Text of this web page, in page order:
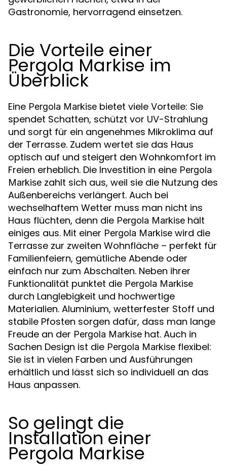
Gastronomie, hervorragend einsetzen.
Die Vorteile einer
Pergola Markise im
Überblick
Eine Pergola Markise bietet viele Vorteile: Sie
spendet Schatten, schützt vor UV-Strahlung
und sorgt für ein angenehmes Mikroklima auf
der Terrasse. Zudem wertet sie das Haus
optisch auf und steigert den Wohnkomfort im
Freien erheblich. Die Investition in eine Pergola
Markise zahlt sich aus, weil sie die Nutzung des
Außenbereichs verlängert. Auch bei
wechselhaftem Wetter muss man nicht ins
Haus flüchten, denn die Pergola Markise hält
einiges aus. Mit einer Pergola Markise wird die
Terrasse zur zweiten Wohnfläche – perfekt für
Familienfeiern, gemütliche Abende oder
einfach nur zum Abschalten. Neben ihrer
Funktionalität punktet die Pergola Markise
durch Langlebigkeit und hochwertige
Materialien. Aluminium, wetterfester Stoff und
stabile Pfosten sorgen dafür, dass man lange
Freude an der Pergola Markise hat. Auch in
Sachen Design ist die Pergola Markise flexibel:
Sie ist in vielen Farben und Ausführungen
erhältlich und lässt sich so individuell an das
Haus anpassen.
So gelingt die
Installation einer
Pergola Markise